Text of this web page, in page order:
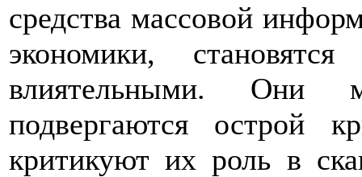
средства массовой
экономики,
влиятельными. Они
подвергаются острой
критикуют их роль в